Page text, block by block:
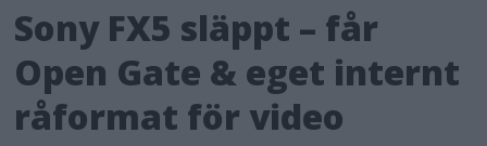
Sony FX5 släppt – får
Open Gate & eget internt
råformat för video